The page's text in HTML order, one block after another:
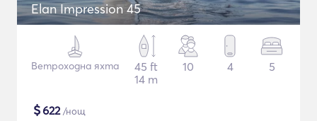
Elan Impression 45
Ветроходна яхта
45 ft
14 m
10 4 5
$622/нощ